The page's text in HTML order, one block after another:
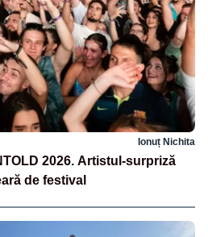
Ionuț Nichita
2026. Artistul-surpriză
de festival